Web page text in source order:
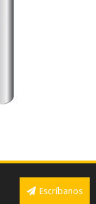
Escríbanos